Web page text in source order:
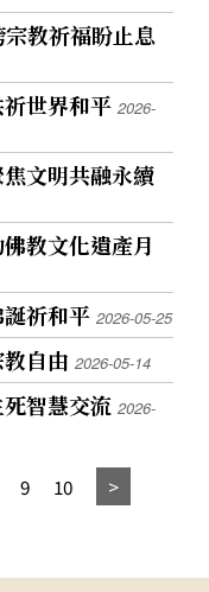
教祈福盼止息
世界和平2026-
文明共融永續
教文化遺產月
祈和平2026-05-25
教自由2026-05-14
智慧交流2026-
9 10